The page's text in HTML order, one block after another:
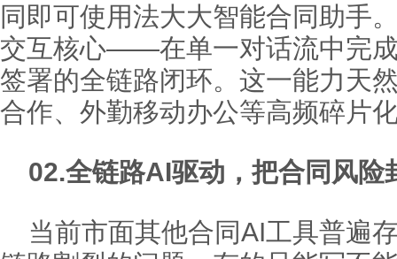
同即可使用法大大智能合同助手
交互核心——在单一对话流中完
签署的全链路闭环。这一能力天
合作、外勤移动办公等高频碎片
02.全链路AI驱动，把合同风险
当前市面其他合同AI工具普遍